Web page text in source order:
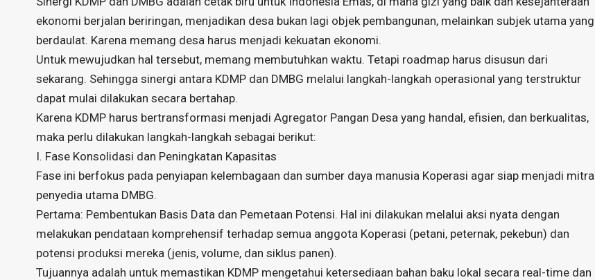
ekonomi berjalan beriringan, menjadikan desa bukan lagi objek pembangunan, melainkan subjek utama yang
berdaulat. Karena memang desa harus menjadi kekuatan ekonomi.
Untuk mewujudkan hal tersebut, memang membutuhkan waktu. Tetapi roadmap harus disusun dari
sekarang. Sehingga sinergi antara KDMP dan DMBG melalui langkah-langkah operasional yang terstruktur
dapat mulai dilakukan secara bertahap.
Karena KDMP harus bertransformasi menjadi Agregator Pangan Desa yang handal, efisien, dan berkualitas,
maka perlu dilakukan langkah-langkah sebagai berikut:
I. Fase Konsolidasi dan Peningkatan Kapasitas
Fase ini berfokus pada penyiapan kelembagaan dan sumber daya manusia Koperasi agar siap menjadi mitra
penyedia utama DMBG.
Pertama: Pembentukan Basis Data dan Pemetaan Potensi. Hal ini dilakukan melalui aksi nyata dengan
melakukan pendataan komprehensif terhadap semua anggota Koperasi (petani, peternak, pekebun) dan
potensi produksi mereka (jenis, volume, dan siklus panen).
Tujuannya adalah untuk memastikan KDMP mengetahui ketersediaan bahan baku lokal secara real-time dan